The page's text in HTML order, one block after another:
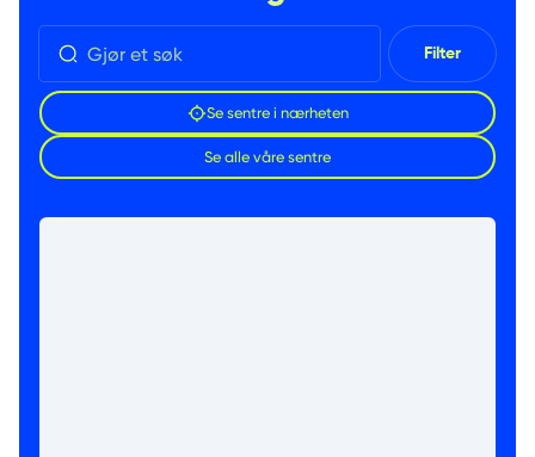
Filter
Se sentre i nærheten
Se alle våre sentre